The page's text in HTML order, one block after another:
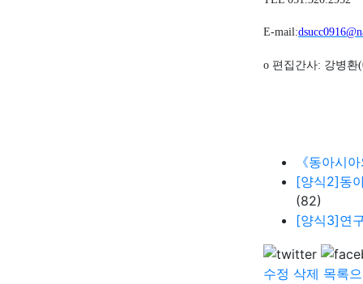
E-mail:
o 편집간사: 강병환
《동아시
[양식2]동
(82)
[양식3]연
수정 삭제 목록